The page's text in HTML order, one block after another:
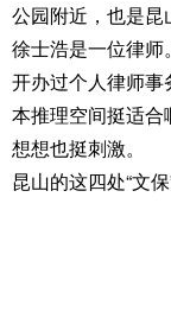
公园附近，也是昆
徐士浩是一位律师
开办过个人律师事
本推理空间挺适合
想想也挺刺激。
昆山的这四处“文